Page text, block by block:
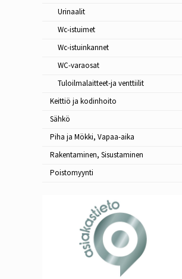
Urinaalit
Wc-istuimet
Wc-istuinkannet
WC-varaosat
Tuloilmalaitteet-ja venttiilit
Keittiö ja kodinhoito
Sähkö
Piha ja Mökki, Vapaa-aika
Rakentaminen, Sisustaminen
Poistomyynti